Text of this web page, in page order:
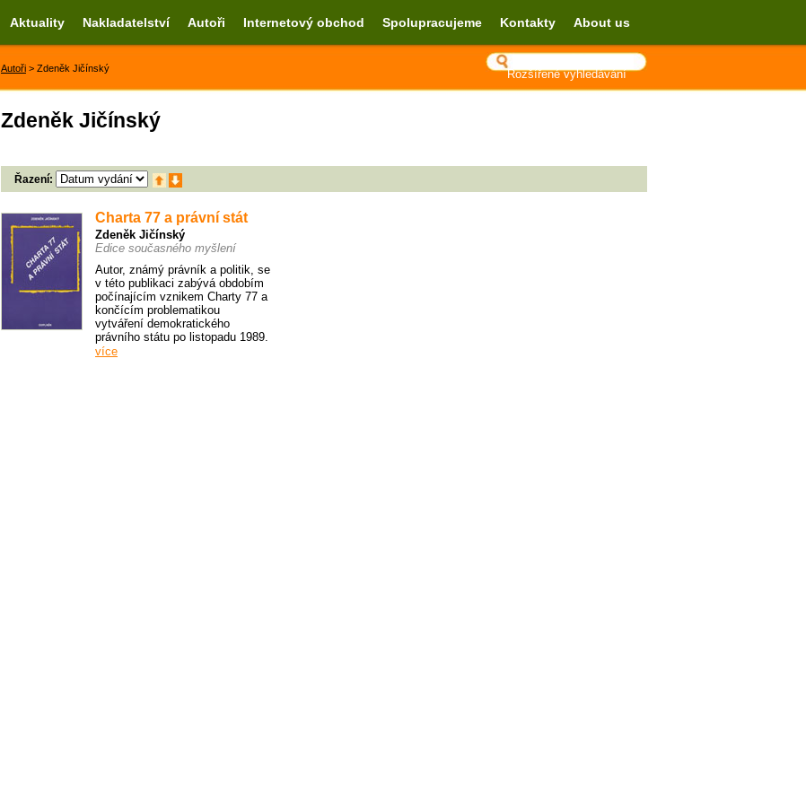
Aktuality Nakladatelství Autoři Internetový obchod Spolupracujeme Kontakty About us
Rozšířené vyhledávání
Autoři > Zdeněk Jičínský
Zdeněk Jičínský
Řazení:
Charta 77 a právní stát
Zdeněk Jičínský
Edice současného myšlení
Autor, známý právník a politik, se
v této publikaci zabývá obdobím
počínajícím vznikem Charty 77 a
končícím problematikou
vytváření demokratického
právního státu po listopadu 1989.
více